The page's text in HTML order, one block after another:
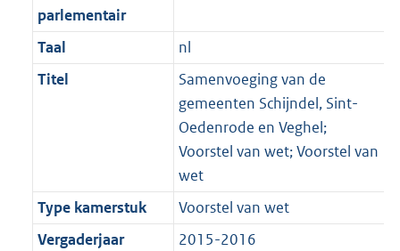
parlementair
Taal
nl
Titel
Samenvoeging van de
gemeenten Schijndel, Sint-
Oedenrode en Veghel;
Voorstel van wet; Voorstel van
wet
Type kamerstuk
Voorstel van wet
Vergaderjaar
2015-2016